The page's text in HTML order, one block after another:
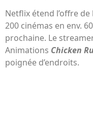
Netflix étend l’offre
200 cinémas en env.
prochaine. Le
Animations Chicken
poignée d’endroits.